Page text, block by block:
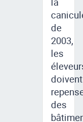
de
2003,
les
doivent
des